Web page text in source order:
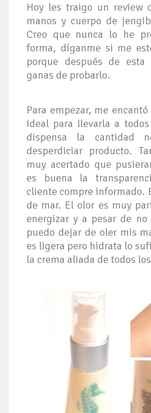
Hoy les traigo un review
manos y cuerpo de
Creo que nunca lo he
forma, díganme si me
porque después de
ganas de probarlo.
Para empezar, me
ideal para llevarla a
dispensa la cantidad
desperdiciar producto.
muy acertado que
es buena la
cliente compre informado.
de mar. El olor es muy
energizar y a pesar de
puedo dejar de oler mis
es ligera pero hidrata lo
la crema aliada de todos